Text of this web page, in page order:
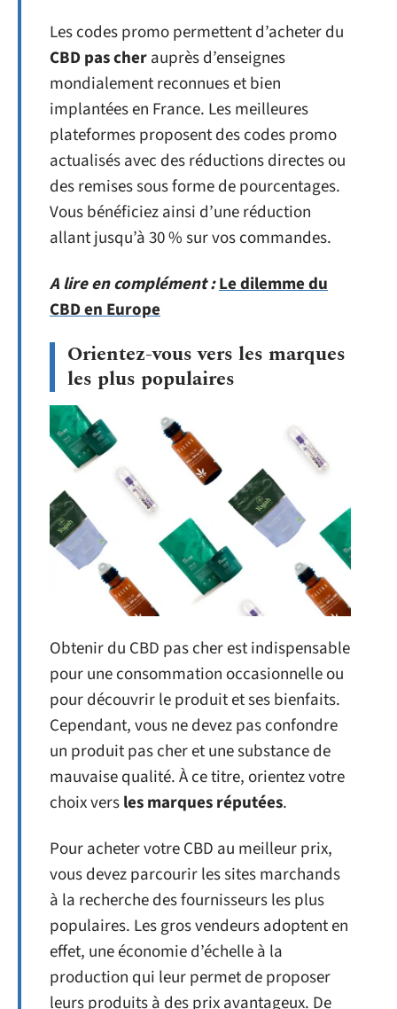
Les codes promo permettent d’acheter du
CBD pas cherauprès d’enseignes
mondialement reconnues et bien
implantées en France. Les meilleures
plateformes proposent des codes promo
actualisés avec des réductions directes ou
des remises sous forme de pourcentages.
Vous bénéficiez ainsi d’une réduction
allant jusqu’à 30 % sur vos commandes.
A lire en complément :Le dilemme du
CBD en Europe
Orientez-vous vers les marques
les plus populaires
Obtenir du CBD pas cher est indispensable
pour une consommation occasionnelle ou
pour découvrir le produit et ses bienfaits.
Cependant, vous ne devez pas confondre
un produit pas cher et une substance de
mauvaise qualité. À ce titre, orientez votre
choix versles marques réputées.
Pour acheter votre CBD au meilleur prix,
vous devez parcourir les sites marchands
à la recherche des fournisseurs les plus
populaires. Les gros vendeurs adoptent en
effet, une économie d’échelle à la
production qui leur permet de proposer
leurs produits à des prix avantageux. De